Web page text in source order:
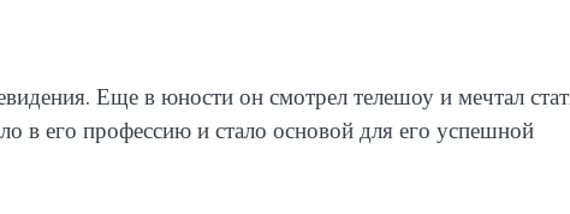
Еще в юности он смотрел телешоу и мечтал
в его профессию и стало основой для его успешной